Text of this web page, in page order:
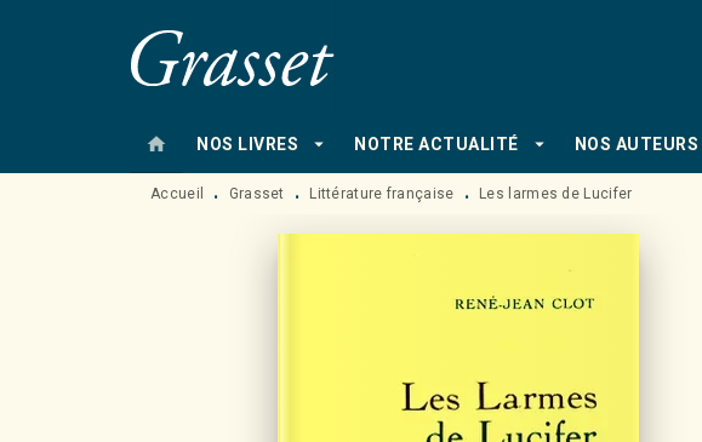
MENU RECHERCHE
home NOS LIVRES arrow_drop_down NOTRE ACTUALITÉ arrow_drop_down NOS AUTEURS
Accueil • Grasset • Littérature française • Les larmes de Lucifer